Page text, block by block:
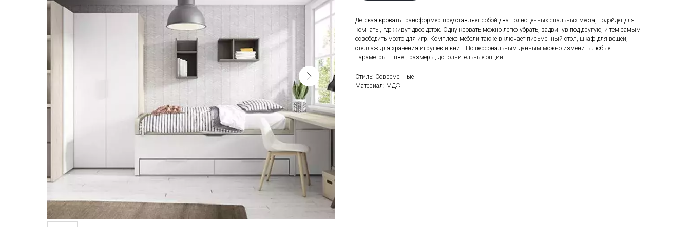
Детская кровать трансформер представляет собой два полноценных спальных места, подойдет для
комнаты, где живут двое деток. Одну кровать можно легко убрать, задвинув под другую, и тем самым
освободить место для игр. Комплекс мебели также включает письменный стол, шкаф для вещей,
стеллаж для хранения игрушек и книг. По персональным данным можно изменить любые
параметры – цвет, размеры, дополнительные опции.
Стиль: Современные
Материал: МДФ